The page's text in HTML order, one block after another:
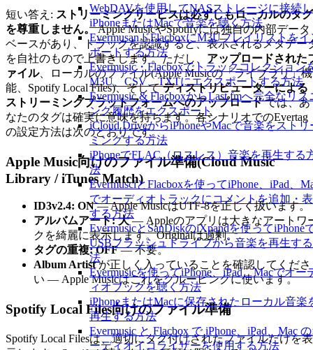
WebDAVを使用してNASストレージに接続
iPhoneまたはMacで音楽を聴く方法
EvermusanドFlacboxにM3Uプレイリストをイ
ポートする方法
Evermusic・Flacboxでトラックコレクション
M3U、CSV、TXTにエクスポートする方法
Evermusic & FlacboxからLast.fmへ完全なリス
ング履歴をエクスポート
iCloud DriveからiPhoneやMacで音楽をストリ
ミングする方法
iPhoneでFLAC（ロスレス）音楽を再生する
法
EvermusciとFlacboxを使ってiPhone、iPad、
でオーディオトラックにコメントを追加・
する方法
EvermusicとSanDiskのiXpandを使ってiPhone
USBフラッシュドライブから音楽を再生す
法
Evermusicを使ってiPhone、iPad、Macでオー
ィオブックを聴く方法
iPhoneまたはMacに保存されたローカル音楽
再生する方法
Evermusic と Flacbox で iPhone、iPad、Mac
ーディオイコライザーを使用する方法
短い答え: ストリーミングサービスは必ずしもローカルのタグ
を尊重しません。Apple MusicやSpotifyには独自の内部データ
ベースがあり、トラックを認識すると、表示されるメタデー
を自社のもので上書きします。ただし、 アップロードされた
ァイル、ローカルのファイル(Apple Musicの「ライブラリ」機
能、Spotify Local Files)、そしてディストリビューターによる
ストリーミングプラットフォームへのアップロードでは、あ
なたのタグは確実に意味を持ちます。各シナリオでのEvertag
の設定方法は次のとおりです。
Apple Music向けのファイル準備(Cloud Music
Library / iTunes Match)
ID3v2.4: ON— Apple MusicはUTF-8を正しく扱います。
アルバムアート: 大— Appleのアプリは大きなアートワ
クを綺麗に表示します。Originalは過剰。
タグの重複: OFF— 不要。
Album Artistが正しく入っていることを確認してくださ
い — Apple Musicはこれをグルーピングに使います。
Spotify Local Files向けのファイル準備
Spotify Local Filesは、適切にタグ付けされたファイルだけを表